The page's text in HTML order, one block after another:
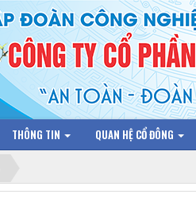
THÔNG TIN QUAN HỆ CỔ ĐÔNG